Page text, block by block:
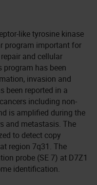
like tyrosine kinase
program important for
and cellular
program has been
invasion and
been reported in a
including non-
is amplified during the
and metastasis. The
to detect copy
region 7q31. The
probe (SE 7) at D7Z1
identification.